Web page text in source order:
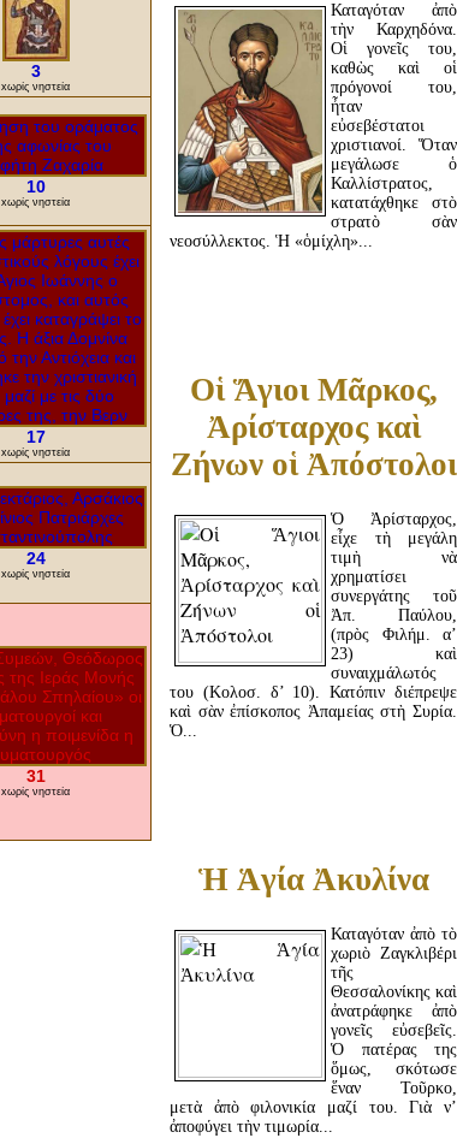
Καταγόταν ἀπὸ
τὴν Καρχηδόνα.
Οἱ γονεῖς του,
καθὼς καὶ οἱ
πρόγονοί του,
ἦταν
εὐσεβέστατοι
χριστιανοί. Ὅταν
μεγάλωσε ὁ
Καλλίστρατος,
κατατάχθηκε στὸ
στρατὸ σὰν
νεοσύλλεκτος. Ἡ «ὁμίχλη»...
Οἱ Ἅγιοι Μᾶρκος,
Ἀρίσταρχος καὶ
Ζήνων οἱ Ἀπόστολοι
Ὁ Ἀρίσταρχος,
εἶχε τὴ μεγάλη
τιμὴ νὰ
χρηματίσει
συνεργάτης τοῦ
Ἀπ. Παύλου,
(πρὸς Φιλήμ. α’
23) καὶ
συναιχμάλωτός
του (Κολοσ. δ’ 10). Κατόπιν διέπρεψε
καὶ σὰν ἐπίσκοπος Ἀπαμείας στὴ Συρία.
Ὁ...
Ἡ Ἁγία Ἀκυλίνα
Καταγόταν ἀπὸ τὸ
χωριὸ Ζαγκλιβέρι
τῆς
Θεσσαλονίκης καὶ
ἀνατράφηκε ἀπὸ
γονεῖς εὐσεβεῖς.
Ὁ πατέρας της
ὅμως, σκότωσε
ἕναν Τοῦρκο,
μετὰ ἀπὸ φιλονικία μαζί του. Γιὰ ν’
ἀποφύγει τὴν τιμωρία...
3
xωρίς νηστεία
10
xωρίς νηστεία
17
xωρίς νηστεία
24
xωρίς νηστεία
31
xωρίς νηστεία